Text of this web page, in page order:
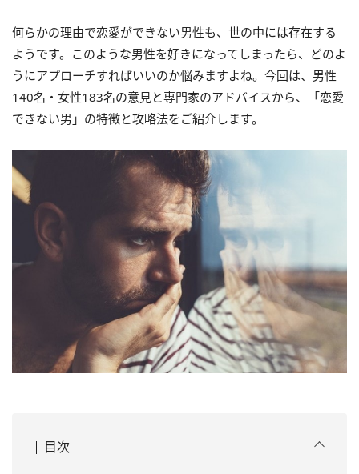
何らかの理由で恋愛ができない男性も、世の中には存在する
ようです。このような男性を好きになってしまったら、どのよ
うにアプローチすればいいのか悩みますよね。今回は、男性
140名・女性183名の意見と専門家のアドバイスから、「恋愛
できない男」の特徴と攻略法をご紹介します。
目次